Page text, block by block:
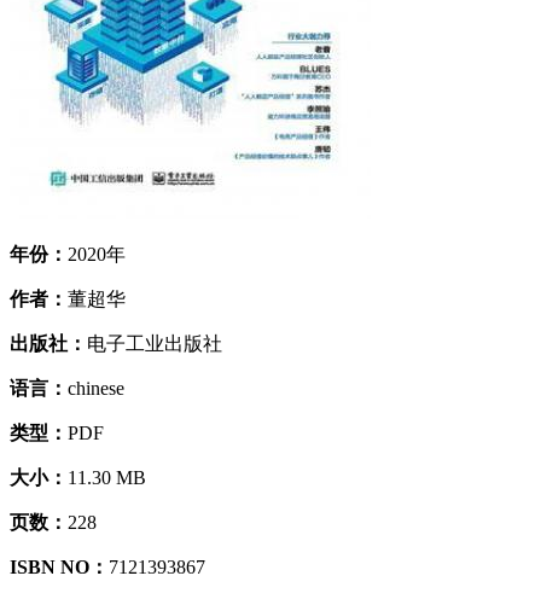
年份： 2020年
作者： 董超华
出版社： 电子工业出版社
语言： chinese
类型： PDF
大小： 11.30 MB
页数： 228
ISBN NO： 7121393867